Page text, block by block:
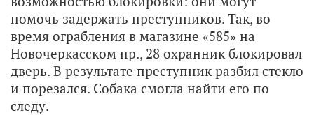
помочь задержать преступников. Так, во
время ограбления в магазине «585» на
Новочеркасском пр., 28 охранник блокировал
дверь. В результате преступник разбил стекло
и порезался. Собака смогла найти его по
следу.